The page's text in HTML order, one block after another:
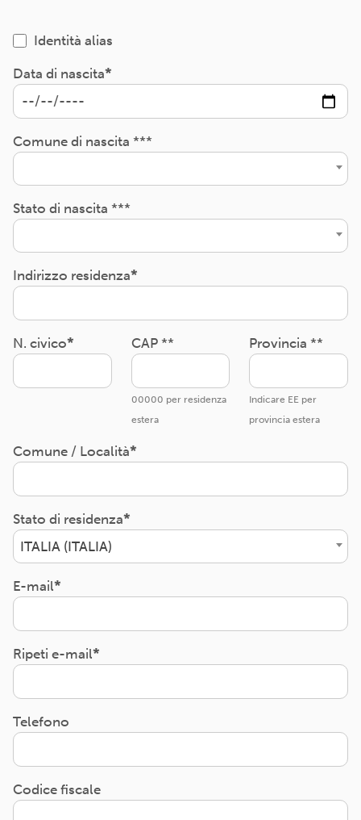
Identità alias
Data di nascita
Comune di nascita ***
Stato di nascita ***
Indirizzo residenza
N. civico CAP **
00000 per residenza
estera
Provincia **
Indicare EE per
provincia estera
Comune / Località
Stato di residenza
ITALIA (ITALIA)
E-mail
Ripeti e-mail
Telefono
Codice fiscale